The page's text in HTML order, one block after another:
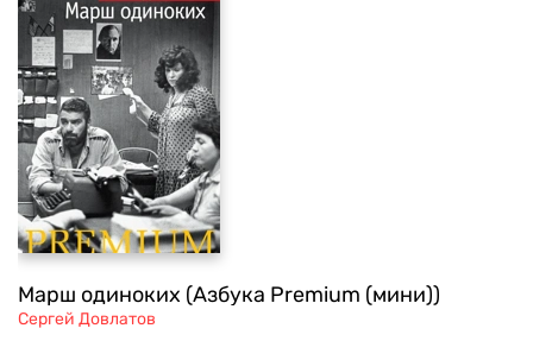
Марш одиноких (Азбука Premium (мини))
Сергей Довлатов